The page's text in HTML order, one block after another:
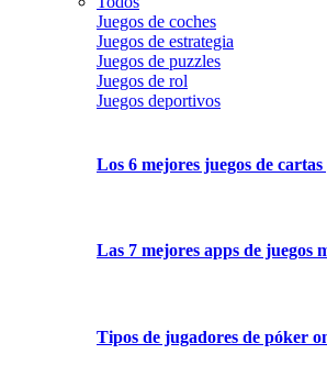
Juegos de coches
Juegos de estrategia
Juegos de puzzles
Juegos de rol
Juegos deportivos
Los 6 mejores juegos de
Las 7 mejores apps de juegos
Tipos de jugadores de póker